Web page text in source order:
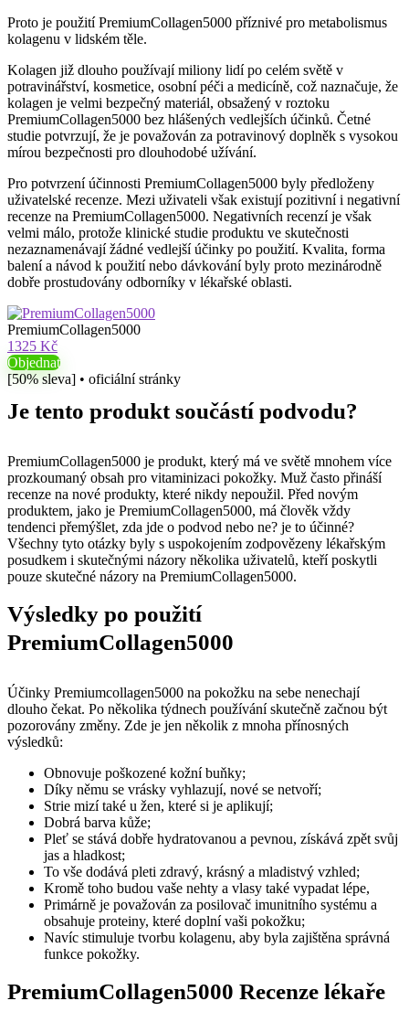
Proto je použití PremiumCollagen5000 příznivé pro metabolismus
kolagenu v lidském těle.
Kolagen již dlouho používají miliony lidí po celém světě v
potravinářství, kosmetice, osobní péči a medicíně, což naznačuje, že
kolagen je velmi bezpečný materiál, obsažený v roztoku
PremiumCollagen5000 bez hlášených vedlejších účinků. Četné
studie potvrzují, že je považován za potravinový doplněk s vysokou
mírou bezpečnosti pro dlouhodobé užívání.
Pro potvrzení účinnosti PremiumCollagen5000 byly předloženy
uživatelské recenze. Mezi uživateli však existují pozitivní i negativní
recenze na PremiumCollagen5000. Negativních recenzí je však
velmi málo, protože klinické studie produktu ve skutečnosti
nezaznamenávají žádné vedlejší účinky po použití. Kvalita, forma
balení a návod k použití nebo dávkování byly proto mezinárodně
dobře prostudovány odborníky v lékařské oblasti.
PremiumCollagen5000
1325 Kč
Objednat
[50% sleva] • oficiální stránky
Je tento produkt součástí podvodu?
PremiumCollagen5000 je produkt, který má ve světě mnohem více
prozkoumaný obsah pro vitaminizaci pokožky. Muž často přináší
recenze na nové produkty, které nikdy nepoužil. Před novým
produktem, jako je PremiumCollagen5000, má člověk vždy
tendenci přemýšlet, zda jde o podvod nebo ne? je to účinné?
Všechny tyto otázky byly s uspokojením zodpovězeny lékařským
posudkem i skutečnými názory několika uživatelů, kteří poskytli
pouze skutečné názory na PremiumCollagen5000.
Výsledky po použití
PremiumCollagen5000
Účinky Premiumcollagen5000 na pokožku na sebe nenechají
dlouho čekat. Po několika týdnech používání skutečně začnou být
pozorovány změny. Zde je jen několik z mnoha přínosných
výsledků:
Obnovuje poškozené kožní buňky;
Díky němu se vrásky vyhlazují, nové se netvoří;
Strie mizí také u žen, které si je aplikují;
Dobrá barva kůže;
Pleť se stává dobře hydratovanou a pevnou, získává zpět svůj
jas a hladkost;
To vše dodává pleti zdravý, krásný a mladistvý vzhled;
Kromě toho budou vaše nehty a vlasy také vypadat lépe,
Primárně je považován za posilovač imunitního systému a
obsahuje proteiny, které doplní vaši pokožku;
Navíc stimuluje tvorbu kolagenu, aby byla zajištěna správná
funkce pokožky.
PremiumCollagen5000 Recenze lékaře